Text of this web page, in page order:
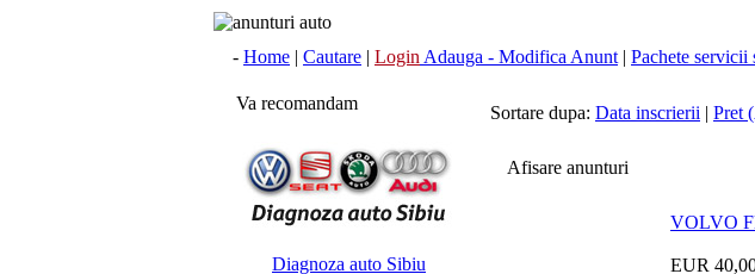
- Home | Cautare | Login Adauga - Modifica Anunt | Pachete servicii
Va recomandam
Diagnoza auto Sibiu
Sortare dupa: Data inscrierii | Pret
Afisare anunturi
VOLVO
EUR